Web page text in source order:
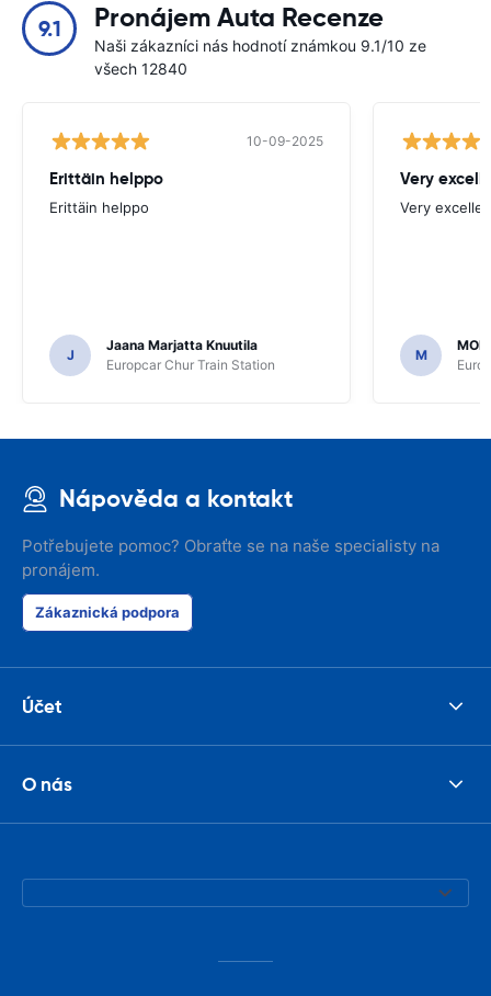
9.1 Pronájem Auta Recenze
Naši zákazníci nás hodnotí známkou 9.1/10 ze
všech 12840
10-09-2025
Erittäin helppo
Erittäin helppo
J
Jaana Marjatta Knuutila
Europcar Chur Train Station
Very
Very
M
Nápověda a kontakt
Potřebujete pomoc? Obraťte se na naše specialisty na
pronájem.
Zákaznická podpora
Účet
O nás